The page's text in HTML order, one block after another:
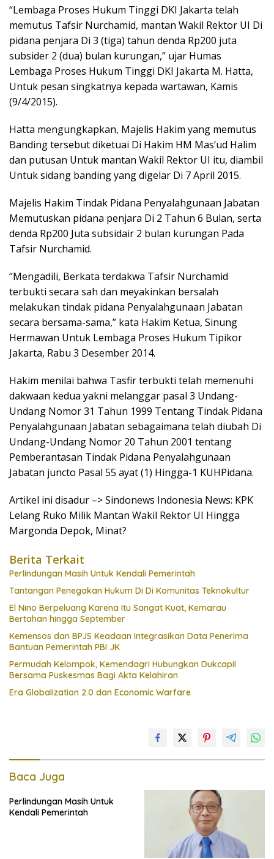
“Lembaga Proses Hukum Tinggi DKI Jakarta telah
memutus Tafsir Nurchamid, mantan Wakil Rektor UI Di
pidana penjara Di 3 (tiga) tahun denda Rp200 juta
subsider 2 (dua) bulan kurungan,” ujar Humas
Lembaga Proses Hukum Tinggi DKI Jakarta M. Hatta,
Untuk pesan singkatnya kepada wartawan, Kamis
(9/4/2015).
Hatta mengungkapkan, Majelis Hakim yang memutus
Banding tersebut diketuai Di Hakim HM Mas’ud Halim
dan putusan Untuk mantan Wakil Rektor UI itu, diambil
Untuk sidang banding yang digelar Di 7 April 2015.
Majelis Hakim Tindak Pidana Penyalahgunaan Jabatan
Memutuskan pidana penjara Di 2 Tahun 6 Bulan, serta
denda Rp200 Juta subsidair 2 bulan kurungan Pada
Tafsir Nurchamid.
“Mengadili, Berkata terdakwa Tafsir Nurchamid
terbukti secara sah dan meyakinkan bersalah
melakukan tindak pidana Penyalahgunaan Jabatan
secara bersama-sama,” kata Hakim Ketua, Sinung
Hermawan Untuk Lembaga Proses Hukum Tipikor
Jakarta, Rabu 3 Desember 2014.
Hakim menilai bahwa Tasfir terbukti telah memenuhi
dakwaan kedua yakni melanggar pasal 3 Undang-
Undang Nomor 31 Tahun 1999 Tentang Tindak Pidana
Penyalahgunaan Jabatan sebagaimana telah diubah Di
Undang-Undang Nomor 20 Tahun 2001 tentang
Pemberantasan Tindak Pidana Penyalahgunaan
Jabatan juncto Pasal 55 ayat (1) Hingga-1 KUHPidana.
Artikel ini disadur –> Sindonews Indonesia News: KPK
Lelang Ruko Milik Mantan Wakil Rektor UI Hingga
Margonda Depok, Minat?
Berita Terkait
Perlindungan Masih Untuk Kendali Pemerintah
Tantangan Penegakan Hukum Di Di Komunitas Teknokultur
El Nino Berpeluang Karena Itu Sangat Kuat, Kemarau
Bertahan hingga September
Kemensos dan BPJS Keadaan Integrasikan Data Penerima
Bantuan Pemerintah PBI JK
Permudah Kelompok, Kemendagri Hubungkan Dukcapil
Bersama Puskesmas Bagi Akta Kelahiran
Era Globalization 2.0 dan Economic Warfare
Baca Juga
Perlindungan Masih Untuk
Kendali Pemerintah